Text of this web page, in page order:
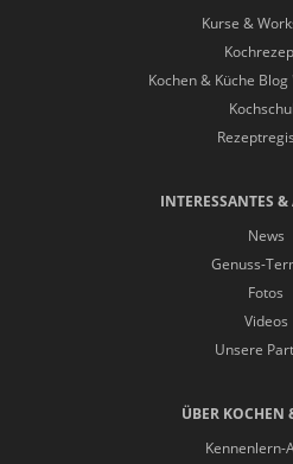
Kurse &
Kochen & Küche
INTERESSANTES &
News
Genuss-
Fotos
Videos
Unsere
ÜBER KOCHEN
Kennenlern-